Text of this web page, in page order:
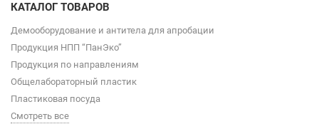
КАТАЛОГ ТОВАРОВ
Демооборудование и антитела для апробации
Продукция НПП “ПанЭко”
Продукция по направлениям
Общелабораторный пластик
Пластиковая посуда
Смотреть все